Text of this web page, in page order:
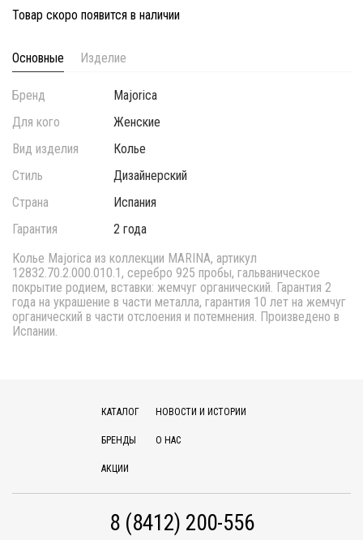
Товар скоро появится в наличии
Основные Изделие
Бренд
Majorica
Для кого
Женские
Вид изделия
Колье
Стиль
Дизайнерский
Страна
Испания
Гарантия
2 года
Колье Majorica из коллекции MARINA, артикул
12832.70.2.000.010.1, серебро 925 пробы, гальваническое
покрытие родием, вставки: жемчуг органический. Гарантия 2
года на украшение в части металла, гарантия 10 лет на жемчуг
органический в части отслоения и потемнения. Произведено в
Испании.
КАТАЛОГ
БРЕНДЫ
АКЦИИ
НОВОСТИ И ИСТОРИИ
О НАС
8 (8412) 200-556